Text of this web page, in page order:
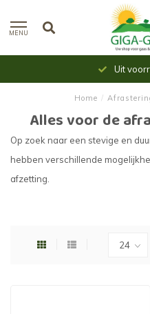
MENU
Uit
Home /
Alles voor de
Op zoek naar een stevige en
hebben verschillende
afzetting.